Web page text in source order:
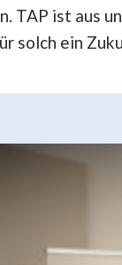
TAP ist aus
solch ein